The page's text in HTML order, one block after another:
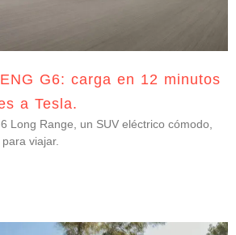
G6: carga en 12 minutos
a Tesla.
Long Range, un SUV eléctrico cómodo,
viajar.